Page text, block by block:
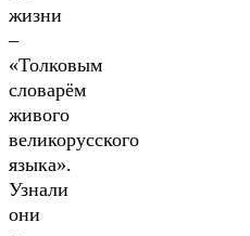
жизни
–
«Толковым
словарём
живого
великорусского
языка».
Узнали
они